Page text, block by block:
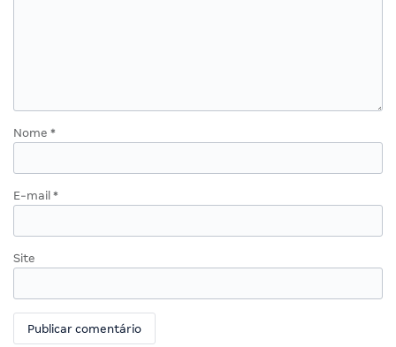
Nome *
E-mail *
Site